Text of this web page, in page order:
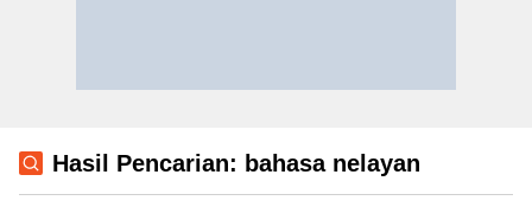
Hasil Pencarian: bahasa nelayan